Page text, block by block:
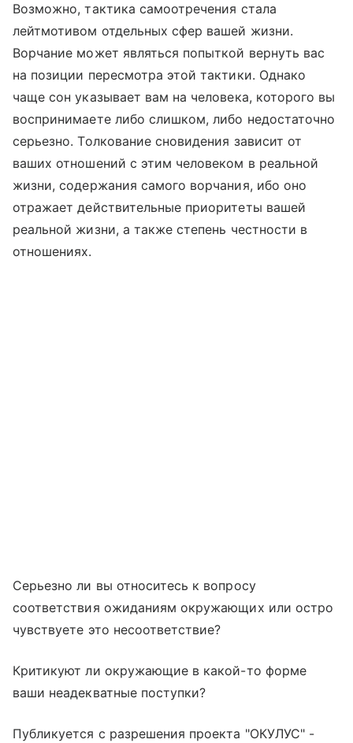
Возможно, тактика самоотречения стала
лейтмотивом отдельных сфер вашей жизни.
Ворчание может являться попыткой вернуть вас
на позиции пересмотра этой тактики. Однако
чаще сон указывает вам на человека, которого вы
воспринимаете либо слишком, либо недостаточно
серьезно. Толкование сновидения зависит от
ваших отношений с этим человеком в реальной
жизни, содержания самого ворчания, ибо оно
отражает действительные приоритеты вашей
реальной жизни, а также степень честности в
отношениях.
Серьезно ли вы относитесь к вопросу
соответствия ожиданиям окружающих или остро
чувствуете это несоответствие?
Критикуют ли окружающие в какой-то форме
ваши неадекватные поступки?
Публикуется с разрешения проекта "ОКУЛУС" -